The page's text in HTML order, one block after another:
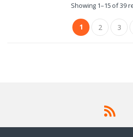
Showing 1–15 of 39
1 2 3